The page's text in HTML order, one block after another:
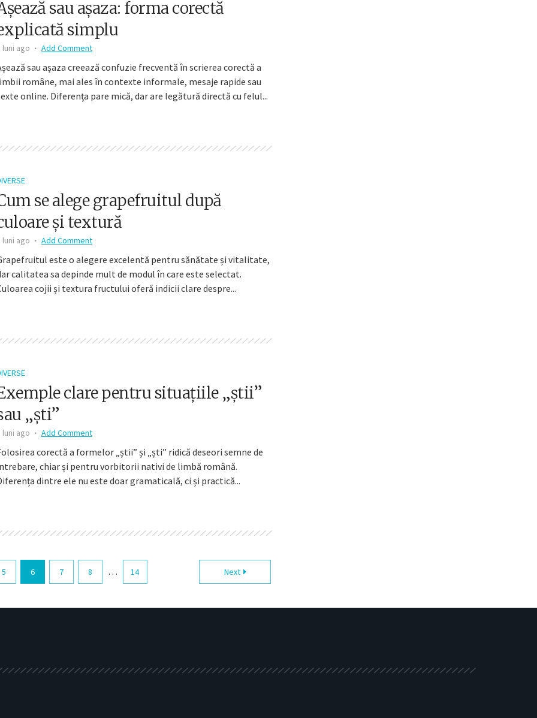
sau așaza: forma corectă
simplu
luni ago Add Comment
sau așaza creează confuzie frecventă în scrierea corectă a
române, mai ales în contexte informale, mesaje rapide sau
online. Diferența pare mică, dar are legătură directă cu felul...
se alege grapefruitul după
și textură
luni ago Add Comment
este o alegere excelentă pentru sănătate și vitalitate,
calitatea sa depinde mult de modul în care este selectat.
cojii și textura fructului oferă indicii clare despre...
clare pentru situațiile „știi”
„ști”
luni ago Add Comment
corectă a formelor „știi” și „ști” ridică deseori semne de
chiar și pentru vorbitorii nativi de limbă română.
dintre ele nu este doar gramaticală, ci și practică...
5 6 7 8 … 14 Next